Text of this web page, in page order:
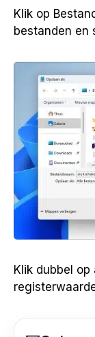
Klik op
bestanden en
Klik dubbel